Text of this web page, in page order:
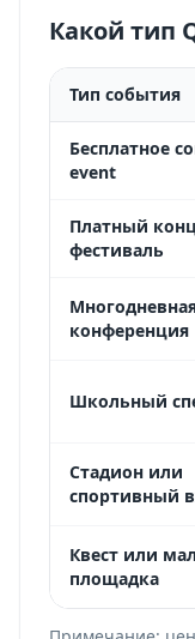
Какой тип
Тип события
Бесплатное
event
Платный
фестиваль
конференция
Школьный
Стадион или
спортивный
Квест или
площадка